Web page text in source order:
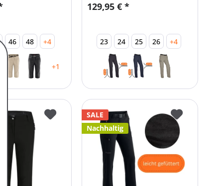
46 48 +4
+1
129,95 € *
23 24 25 26 +4
SALE
Nachhaltig